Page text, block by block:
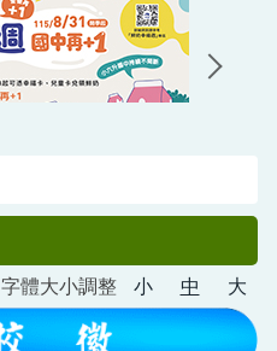
字體大小調整 小 中 大